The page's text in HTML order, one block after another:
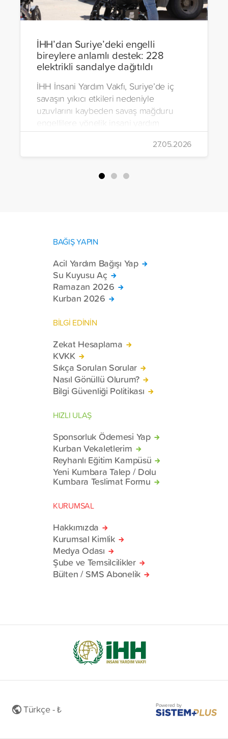
İHH’dan Suriye’deki engelli
bireylere anlamlı destek: 228
elektrikli sandalye dağıtıldı
İHH İnsani Yardım Vakfı, Suriye’de iç
savaşın yıkıcı etkileri nedeniyle
uzuvlarını kaybeden savaş mağduru
engellilere yönelik insani yardım
çalışmalarını aralıksız sürdürüyor. Vakıf,
yürütülen son projeyle Suriye’nin Şam,
Halep, Hama, Humus ve İdlib
bölgelerinde zor şartlarda yaşayan
27.05.2026
BAĞIŞ YAPIN
Acil Yardım Bağışı Yap
Su Kuyusu Aç
Ramazan 2026
Kurban 2026
BİLGİ EDİNİN
Zekat Hesaplama
KVKK
Sıkça Sorulan Sorular
Nasıl Gönüllü Olurum?
Bilgi Güvenliği Politikası
HIZLI ULAŞ
Sponsorluk Ödemesi Yap
Kurban Vekaletlerim
Reyhanlı Eğitim Kampüsü
Yeni Kumbara Talep / Dolu
Kumbara Teslimat Formu
KURUMSAL
Hakkımızda
Kurumsal Kimlik
Medya Odası
Şube ve Temsilcilikler
Bülten / SMS Abonelik
Türkçe - ₺ Powered by